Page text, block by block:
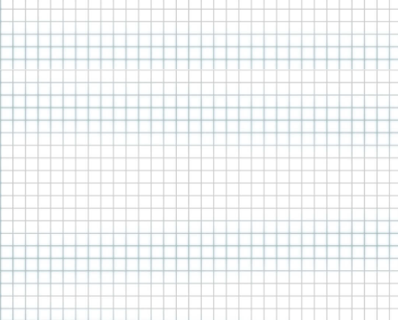
『御上先生』は、学校で起きるひとつひとつの問題
が社会全体の問題に繋がっているということを強く
打ち出しているドラマです。起きたことにちゃんと
向き合い、切り取り、伝えていこうとする、そんな
挑戦する姿勢に僕は強く惹かれました。
誰か一人が解決していくのではなく、みんなで向き
合い、考えていく。
日曜日の夜にこのドラマを観て、翌日から学校や職
場で考えたり、話し合う機会があちこちで生まれた